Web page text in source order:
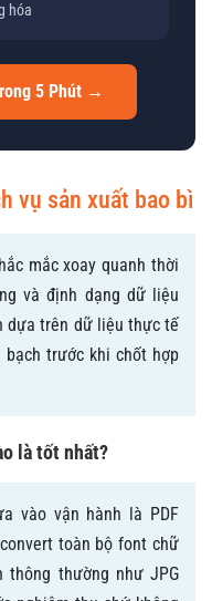
hóa
5 Phút →
vụ sản xuất bao bì
mắc xoay quanh thời
và định dạng dữ liệu
dựa trên dữ liệu thực tế
trước khi chốt hợp
là tốt nhất?
vào vận hành là PDF
toàn bộ font chữ
thông thường như JPG